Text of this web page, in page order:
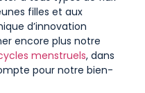
filles et aux
d’innovation
encore plus notre
menstruels, dans
pour notre bien-